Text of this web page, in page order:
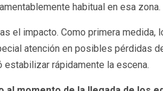
habitual en esa zona.
el impacto. Como primera
atención en posibles pérdidas
estabilizar rápidamente la escena.